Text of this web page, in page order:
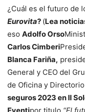
¿Cuál es el futuro de
Eurovita? (Lea
eso Adolfo Orso
Carlos Cimberi
Blanca Fariña,
General y CEO del
de Oficina y
seguros 2023 en Il